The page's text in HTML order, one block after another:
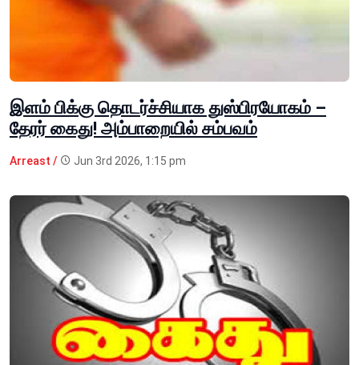
இளம் பிக்கு தொடர்ச்சியாக துஸ்பிரயோகம் –
தேரர் கைது! அம்பாறையில் சம்பவம்
Arreast / Jun 3rd 2026, 1:15 pm